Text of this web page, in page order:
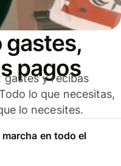
pagos
gastes y recibas
lo que necesitas,
lo necesites.
en todo el